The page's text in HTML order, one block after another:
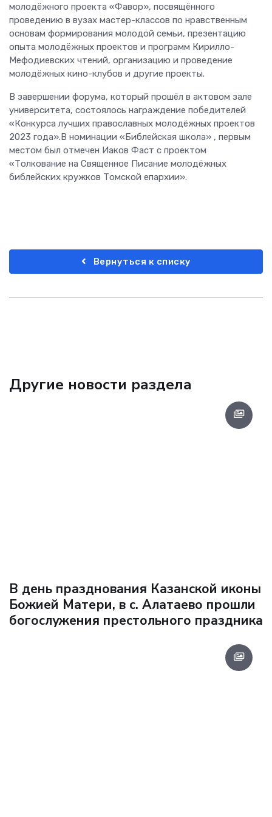
молодёжного проекта «Фавор», посвящённого
проведению в вузах мастер-классов по нравственным
основам формирования молодой семьи, презентацию
опыта молодёжных проектов и программ Кирилло-
Мефодиевских чтений, организацию и проведение
молодёжных кино-клубов и другие проекты.
В завершении форума, который прошёл в актовом зале
университета, состоялось награждение победителей
«Конкурса лучших православных молодёжных проектов
2023 года».В номинации «Библейская школа» , первым
местом был отмечен Иаков Фаст с проектом
«Толкование на Священное Писание молодёжных
библейских кружков Томской епархии».
Вернуться к списку
Другие новости раздела
В день празднования Казанской иконы
Божией Матери, в с. Алатаево прошли
богослужения престольного праздника